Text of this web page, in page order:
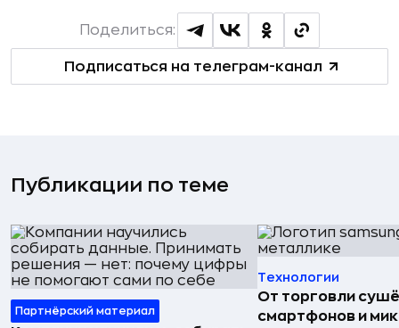
Подписаться на телеграм-канал
Поделиться:
Публикации по теме
Партнёрский материал
Технологии
От торговли
смартфонов и